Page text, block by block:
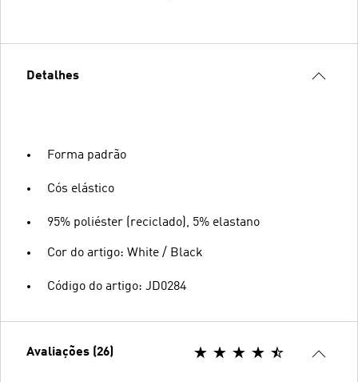
Detalhes
Forma padrão
Cós elástico
95% poliéster (reciclado), 5% elastano
Cor do artigo: White / Black
Código do artigo: JD0284
Avaliações (26)